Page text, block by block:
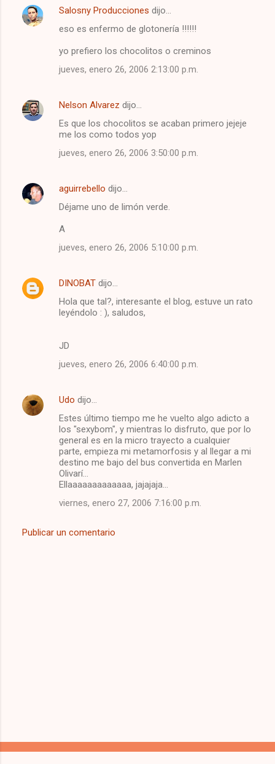
r
Salosny Producciones dijo…
eso es enfermo de glotonería !!!!!!
yo prefiero los chocolitos o creminos
jueves, enero 26, 2006 2:13:00 p.m.
Nelson Alvarez dijo…
Es que los chocolitos se acaban primero jejeje
me los como todos yop
jueves, enero 26, 2006 3:50:00 p.m.
aguirrebello dijo…
Déjame uno de limón verde.
A
jueves, enero 26, 2006 5:10:00 p.m.
DINOBAT dijo…
Hola que tal?, interesante el blog, estuve un rato
leyéndolo : ), saludos,
JD
jueves, enero 26, 2006 6:40:00 p.m.
Udo dijo…
Estes último tiempo me he vuelto algo adicto a
los "sexybom", y mientras lo disfruto, que por lo
general es en la micro trayecto a cualquier
parte, empieza mi metamorfosis y al llegar a mi
destino me bajo del bus convertida en Marlen
Olivarí...
Ellaaaaaaaaaaaaa, jajajaja...
viernes, enero 27, 2006 7:16:00 p.m.
Publicar un comentario